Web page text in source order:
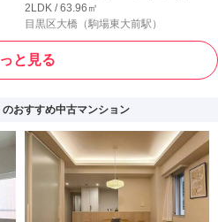
2LDK / 63.96㎡
目黒区大橋 （駒場東大前駅）
と見る
のおすすめ中古マンション